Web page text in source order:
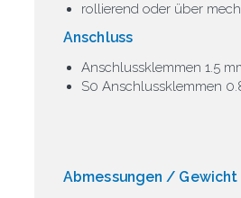
rollierend oder über
Anschluss
Anschlussklemmen 1.5
S0 Anschlussklemmen
Abmessungen / Gewicht